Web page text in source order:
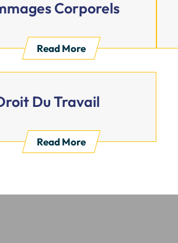
Corporels
Read More
Du Travail
Read More